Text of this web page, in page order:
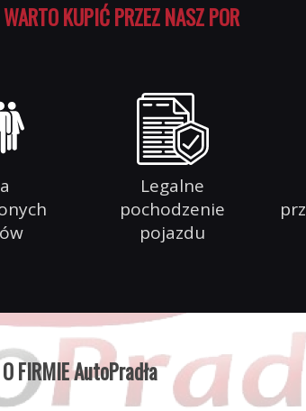
KUPIĆ PRZEZ NASZ PORTAL
Legalne
pochodzenie
pojazdu
O FIRMIE AutoPradła